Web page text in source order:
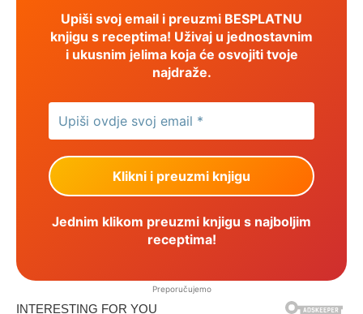
Upiši svoj email i preuzmi BESPLATNU
knjigu s receptima! Uživaj u jednostavnim
i ukusnim jelima koja će osvojiti tvoje
najdraže.
Jednim klikom preuzmi knjigu s najboljim
receptima!
Preporučujemo